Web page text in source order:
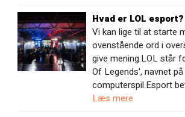
Hvad er LOL esport?
Vi kan lige til at starte
ovenstående ord i
give mening.LOL står
Of Legends', navnet
computerspil.Esport
Læs mere